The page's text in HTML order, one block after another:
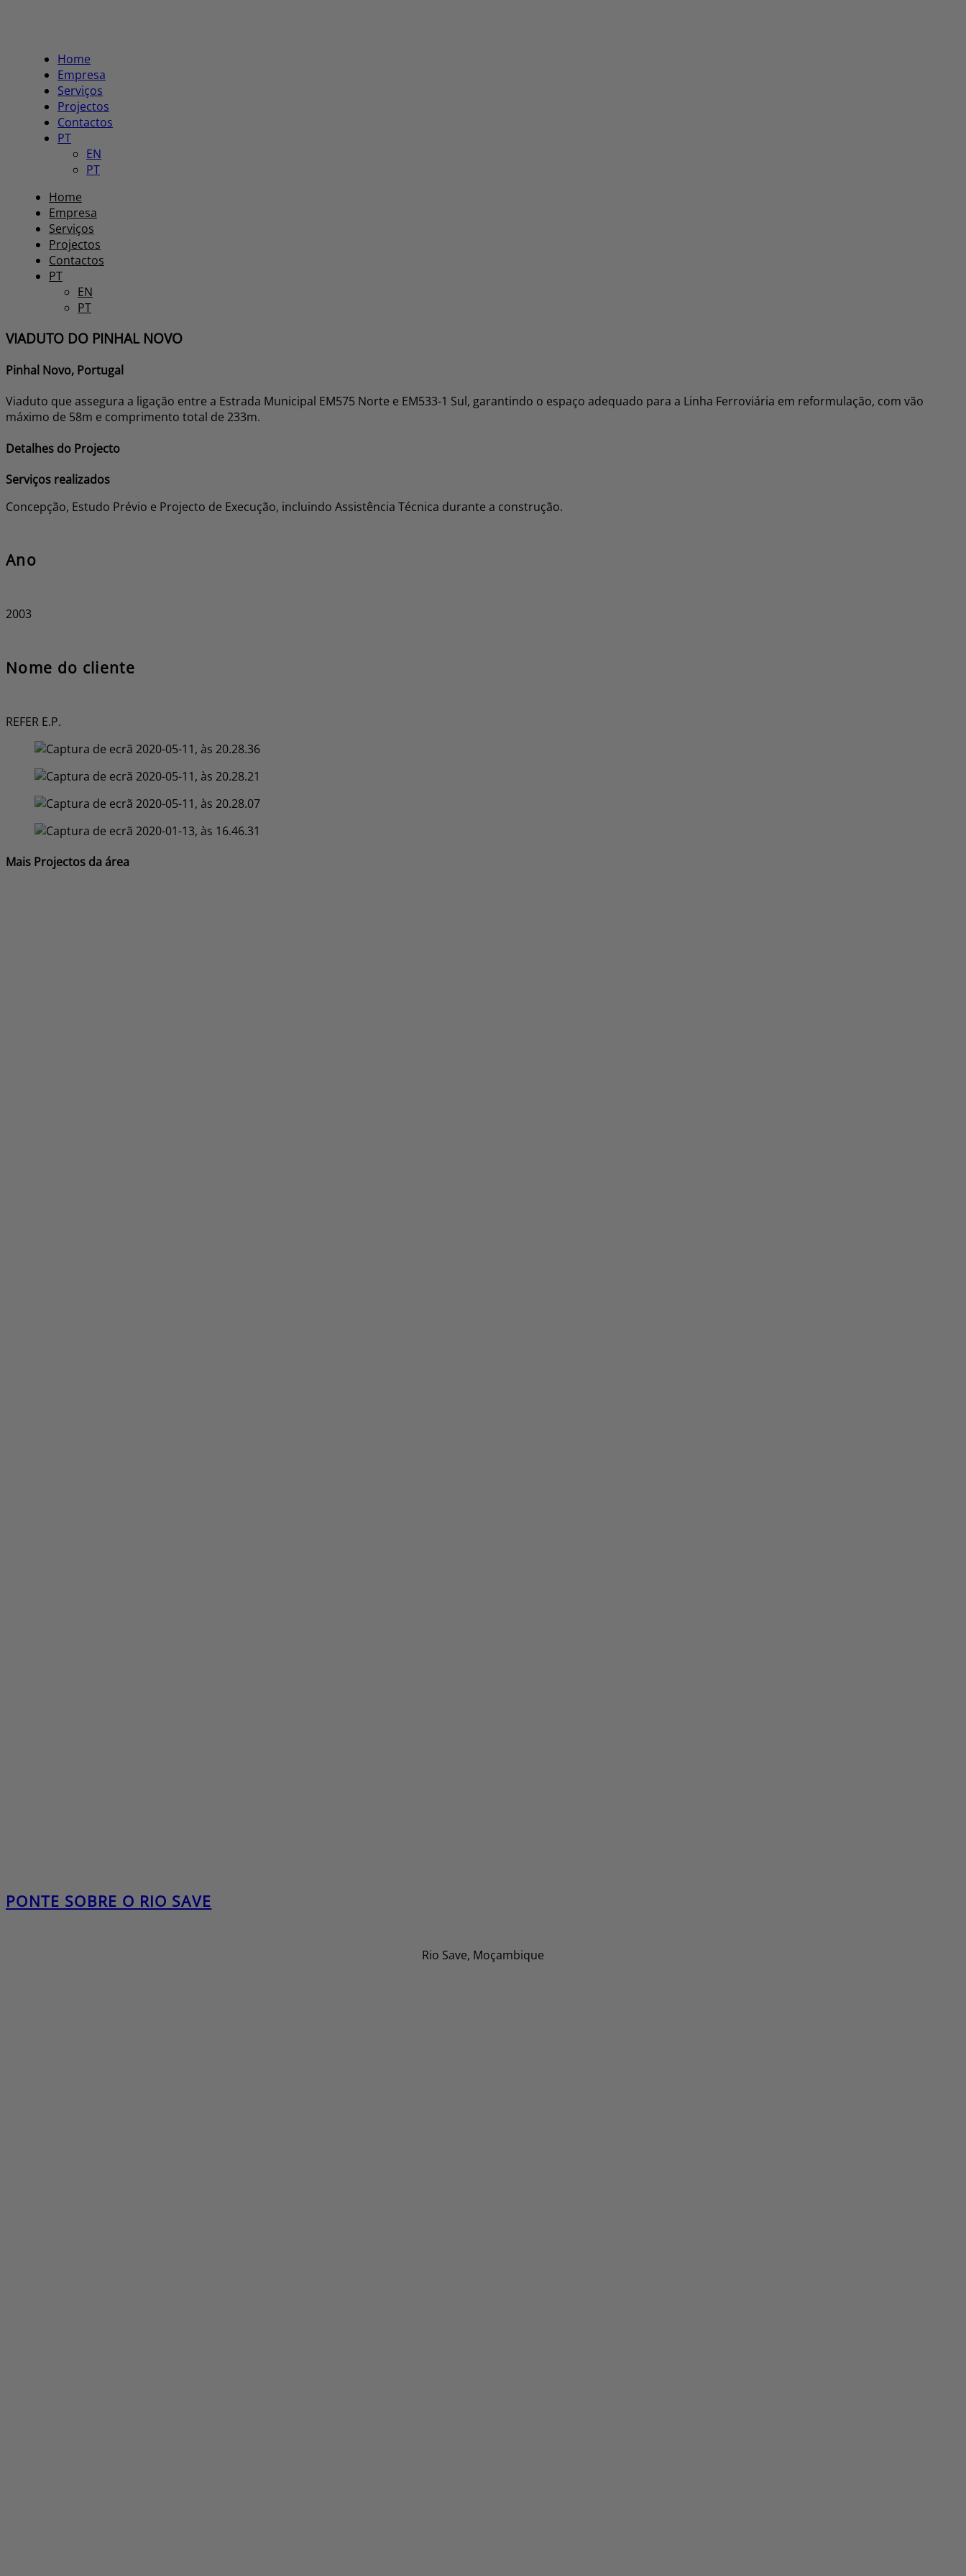
Home
Empresa
Serviços
Projectos
Contactos
PT
EN
PT
Home
Empresa
Serviços
Projectos
Contactos
PT
EN
PT
VIADUTO DO PINHAL NOVO
Pinhal Novo, Portugal
Viaduto que assegura a ligação entre a Estrada Municipal EM575 Norte e EM533-1 Sul, garantindo o espaço adequado para a Linha Ferroviária em reformulação, com vão
máximo de 58m e comprimento total de 233m.
Detalhes do Projecto
Serviços realizados
Concepção, Estudo Prévio e Projecto de Execução, incluindo Assistência Técnica durante a construção.
Ano
2003
Nome do cliente
REFER E.P.
Mais Projectos da área
PONTE SOBRE O RIO SAVE
Rio Save, Moçambique